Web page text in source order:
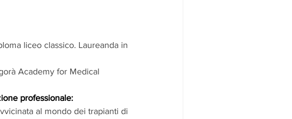
liceo classico. Laureanda in
Academy for Medical
professionale:
al mondo dei trapianti di